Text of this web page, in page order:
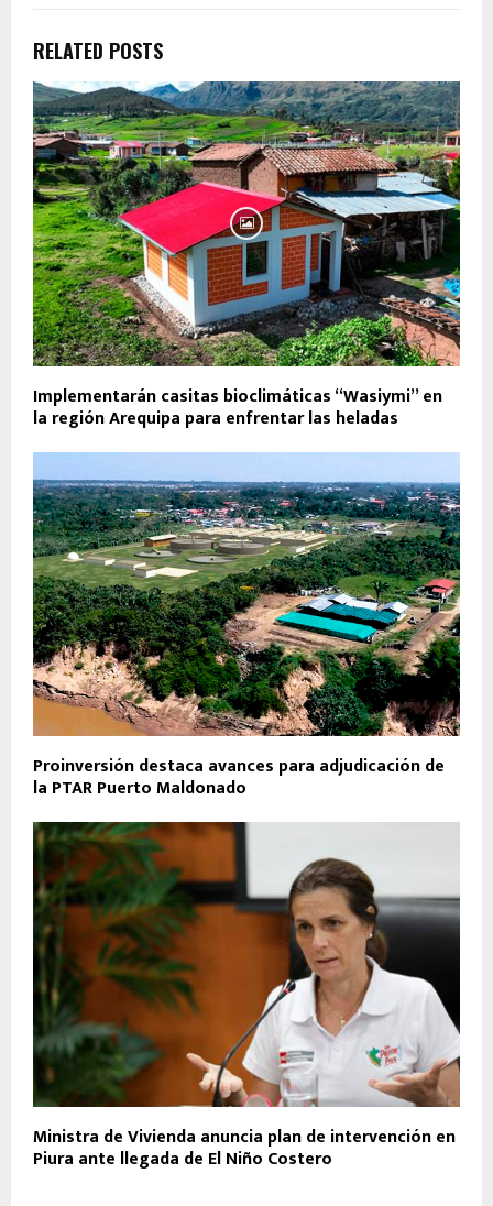
RELATED POSTS
Implementarán casitas bioclimáticas “Wasiymi” en
la región Arequipa para enfrentar las heladas
Proinversión destaca avances para adjudicación de
la PTAR Puerto Maldonado
Ministra de Vivienda anuncia plan de intervención en
Piura ante llegada de El Niño Costero